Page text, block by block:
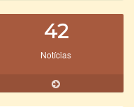
42
Notícias